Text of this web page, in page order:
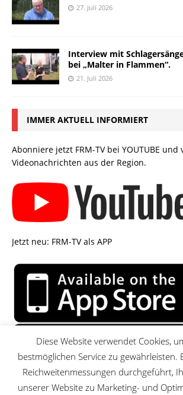
27. Juli 2026
Interview mit
bei „Malter in Flammen“.
21. Juli 2026
IMMER AKTUELL INFORMIERT
Abonniere jetzt FRM-TV bei YOUTUBE und
Videonachrichten aus der Region.
Jetzt neu: FRM-TV als APP
Diese Website verwendet Cookies,
bestmöglichen Service zu gewährleisten.
Reichweitenmessungen durchgeführt,
unserer Website zu Marketing- und